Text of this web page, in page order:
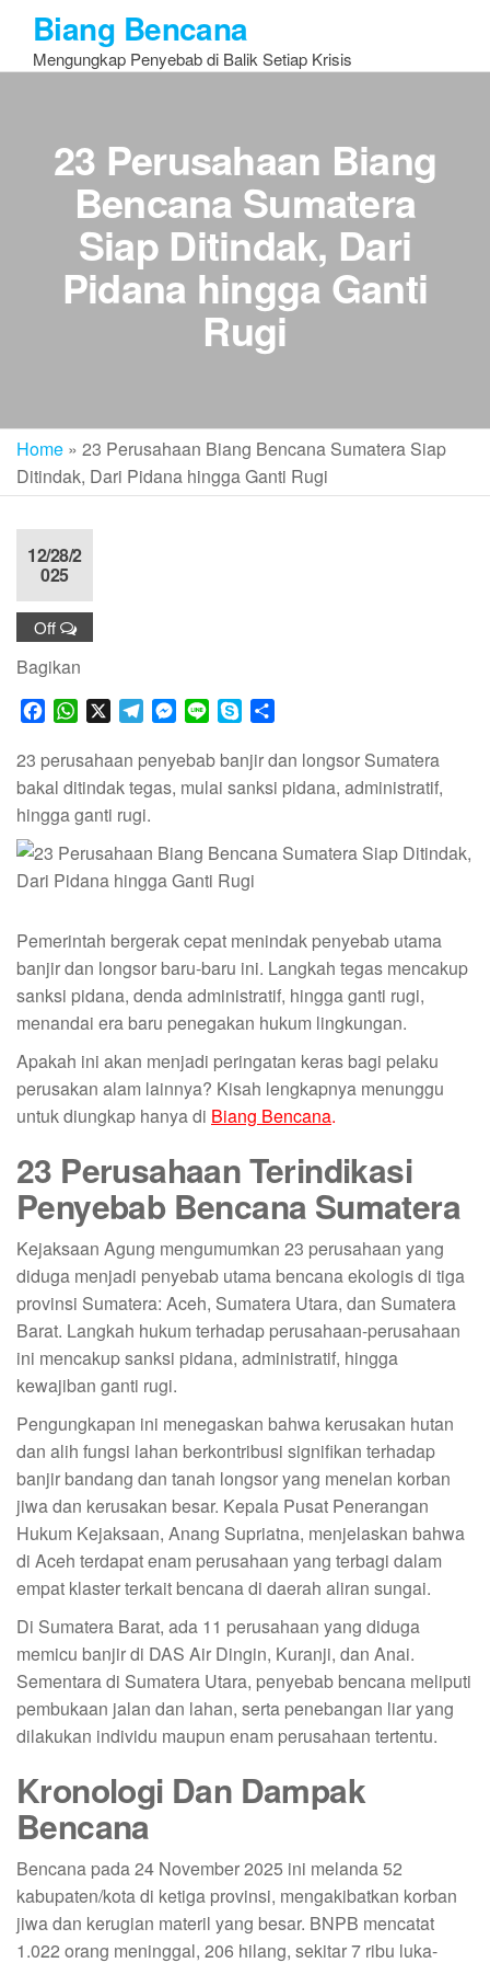
the
Biang Bencana
Mengungkap Penyebab di Balik Setiap Krisis
23 Perusahaan Biang
Bencana Sumatera
Siap Ditindak, Dari
Pidana hingga Ganti
Rugi
Home » 23 Perusahaan Biang Bencana Sumatera Siap
Ditindak, Dari Pidana hingga Ganti Rugi
12/28/2
025
Off
Bagikan
c
e
b
o
o
k
W
a
t
s
A
p
p
l
e
g
a
m
M
s
s
g
e
n
e
y
p
a
r
23 perusahaan penyebab banjir dan longsor Sumatera
bakal ditindak tegas, mulai sanksi pidana, administratif,
hingga ganti rugi.
Pemerintah bergerak cepat menindak penyebab utama
banjir dan longsor baru-baru ini. Langkah tegas mencakup
sanksi pidana, denda administratif, hingga ganti rugi,
menandai era baru penegakan hukum lingkungan.
Apakah ini akan menjadi peringatan keras bagi pelaku
perusakan alam lainnya? Kisah lengkapnya menunggu
untuk diungkap hanya di Biang Bencana.
23 Perusahaan Terindikasi
Penyebab Bencana Sumatera
Kejaksaan Agung mengumumkan 23 perusahaan yang
diduga menjadi penyebab utama bencana ekologis di tiga
provinsi Sumatera: Aceh, Sumatera Utara, dan Sumatera
Barat. Langkah hukum terhadap perusahaan-perusahaan
ini mencakup sanksi pidana, administratif, hingga
kewajiban ganti rugi.
Pengungkapan ini menegaskan bahwa kerusakan hutan
dan alih fungsi lahan berkontribusi signifikan terhadap
banjir bandang dan tanah longsor yang menelan korban
jiwa dan kerusakan besar. Kepala Pusat Penerangan
Hukum Kejaksaan, Anang Supriatna, menjelaskan bahwa
di Aceh terdapat enam perusahaan yang terbagi dalam
empat klaster terkait bencana di daerah aliran sungai.
Di Sumatera Barat, ada 11 perusahaan yang diduga
memicu banjir di DAS Air Dingin, Kuranji, dan Anai.
Sementara di Sumatera Utara, penyebab bencana meliputi
pembukaan jalan dan lahan, serta penebangan liar yang
dilakukan individu maupun enam perusahaan tertentu.
Kronologi Dan Dampak
Bencana
Bencana pada 24 November 2025 ini melanda 52
kabupaten/kota di ketiga provinsi, mengakibatkan korban
jiwa dan kerugian materil yang besar. BNPB mencatat
1.022 orang meninggal, 206 hilang, sekitar 7 ribu luka-